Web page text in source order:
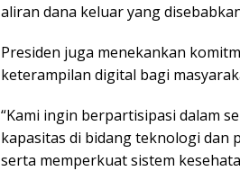
aliran dana keluar yang
Presiden juga menekankan
keterampilan digital bagi
“Kami ingin berpartisipasi dalam
kapasitas di bidang teknologi dan
serta memperkuat sistem